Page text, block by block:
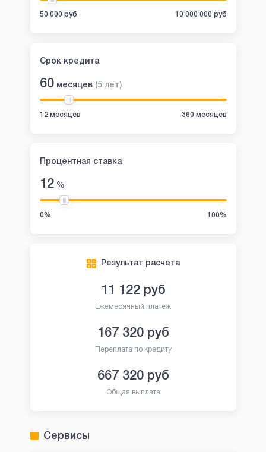
50 000 руб 10 000 000 руб
Срок кредита
60 месяцев (5 лет)
12 месяцев 360 месяцев
Процентная ставка
12%
0% 100%
Результат расчета
11 122руб
Ежемесячный платеж
167 320руб
Переплата по кредиту
667 320руб
Общая выплата
Сервисы